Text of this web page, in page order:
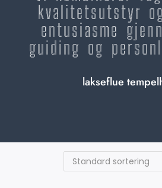
kvalitetsutstyr
entusiasme
guiding og
lakseflue